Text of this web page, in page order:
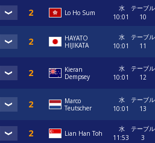
Lo Ho Sum
水
10:01
テーブル
10
HAYATO
HIJIKATA
水
10:01
テーブル
11
Kieran
Dempsey
水
10:01
テーブル
12
Marco
Teutscher
水
10:01
テーブル
13
Lian Han Toh
水
11:53
テーブル
3